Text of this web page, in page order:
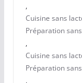
,
Cuisine sans
Préparation
,
Cuisine sans
Préparation
,